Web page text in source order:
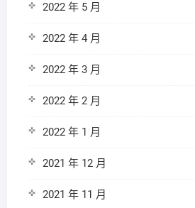
2022 年 5 月
2022 年 4 月
2022 年 3 月
2022 年 2 月
2022 年 1 月
2021 年 12 月
2021 年 11 月